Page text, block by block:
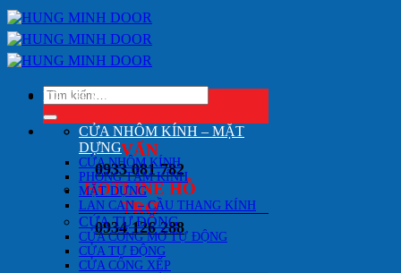
Bỏ
qua
nội
dung
Tìm
kiếm:
HOTLINE TƯ
VẤN
0933 081 782
HOTLINE HỖ
TRỢ
0934 126 288
DANH MỤC SẢN PHẨM
CỬA NHÔM KÍNH – MẶT
DỰNG
CỬA NHÔM KÍNH
PHÒNG TẮM KÍNH
MẶT DỰNG
LAN CAN – CẦU THANG KÍNH
CỬA TỰ ĐỘNG
CỬA CỔNG MỞ TỰ ĐỘNG
CỬA TỰ ĐỘNG
CỬA CỔNG XẾP